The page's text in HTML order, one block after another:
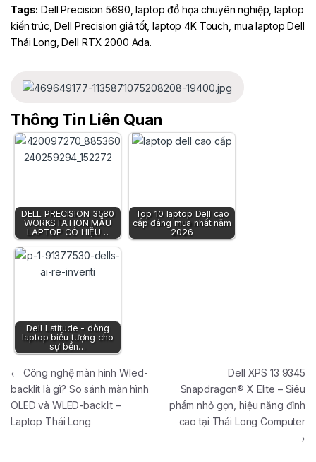
Tags: Dell Precision 5690,laptop đồ họa chuyên nghiệp ,laptop
kiến trúc ,Dell Precision giá tốt,laptop 4K Touch mua laptop Dell
Thái Long ,Dell RTX 2000 Ada.
Thông Tin Liên Quan
DELL PRECISION 3580
WORKSTATION MẪU
LAPTOP CÓ HIỆU…
Top 10 laptop Dell cao
cấp đáng mua nhất năm
2026
Dell Latitude - dòng
laptop biểu tượng cho
sự bền…
Điều hướng bài viết
← Công nghệ màn hình Wled-
backlit là gì? So sánh màn hình
OLED và WLED-backlit –
Laptop Thái Long
Dell XPS 13 9345
Snapdragon® X Elite – Siêu
phẩm nhỏ gọn, hiệu năng đỉnh
cao tại Thái Long Computer
→